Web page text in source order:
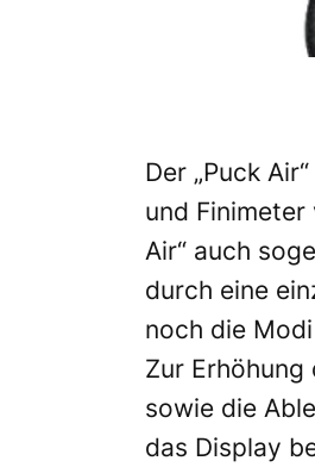
Der „Puck
und
Air“ auch
durch eine
noch die
Zur
sowie die
das Display